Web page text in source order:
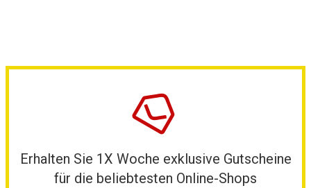
Erhalten Sie 1X Woche exklusive Gutscheine
für die beliebtesten Online-Shops